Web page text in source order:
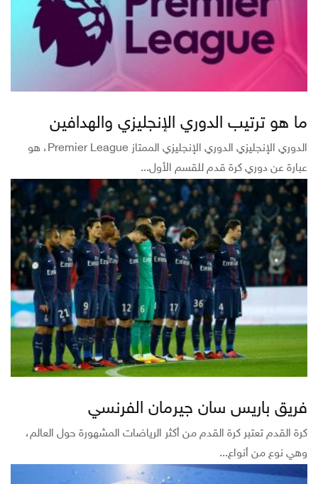
ما هو ترتيب الدوري الإنجليزي والهدافين
الدوري الإنجليزي الدوري الإنجليزي الممتاز Premier League، هو
عبارة عن دوري كرة قدم للقسم الأول...
فريق باريس سان جيرمان الفرنسي
كرة القدم تعتبر كرة القدم من أكثر الرياضات المشهورة حول العالم،
وهي نوع من أنواع...